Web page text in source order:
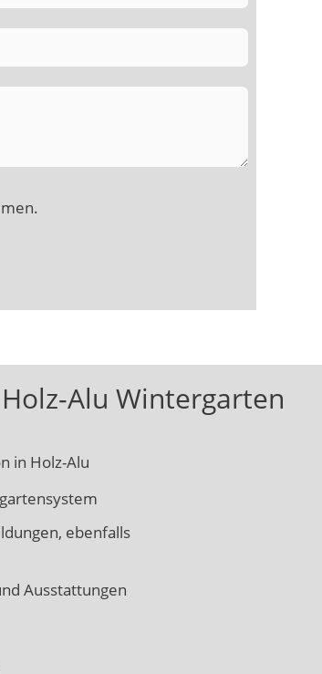
Alu Wintergarten
in Holz-Alu
ebenfalls
Ausstattungen